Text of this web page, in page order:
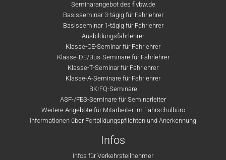
Seminarangebot des flvbw.de
Basisseminar 3-tägig für Fahrlehrer
Basisseminar 1-tägig für Fahrlehrer
Ausbildungsfahrlehrer
Klasse-CE-Seminar für Fahrlehrer
Klasse-DE/Bus-Seminare für Fahrlehrer
Klasse-T-Seminar für Fahrlehrer
Klasse-A-Seminare für Fahrlehrer
BKrFQ-Seminare
ASF-/FES-Seminare für Seminarleiter
Weitere Angebote für Mitarbeiter im Fahrschulbüro
Informationen über Fortbildungspflichten und Anerkennung
Infos
Infos für Verkehrsteilnehmer